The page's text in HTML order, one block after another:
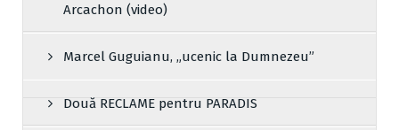
Arcachon (video)
Marcel Guguianu, „ucenic la Dumnezeu”
Două RECLAME pentru PARADIS